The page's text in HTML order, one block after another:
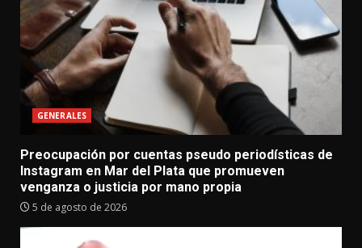
GENERALES
Preocupación por cuentas pseudo periodísticas de
Instagram en Mar del Plata que promueven
venganza o justicia por mano propia
5 de agosto de 2026